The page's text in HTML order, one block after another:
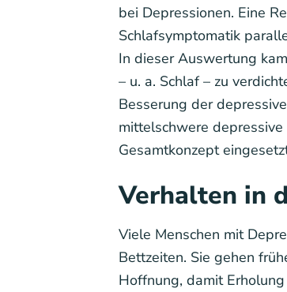
bei Depressionen. Eine
Schlafsymptomatik
In dieser Auswertung
– u. a. Schlaf – zu
Besserung der
mittelschwere
Gesamtkonzept
Verhalten in
Viele Menschen mit
Bettzeiten. Sie gehen
Hoffnung, damit